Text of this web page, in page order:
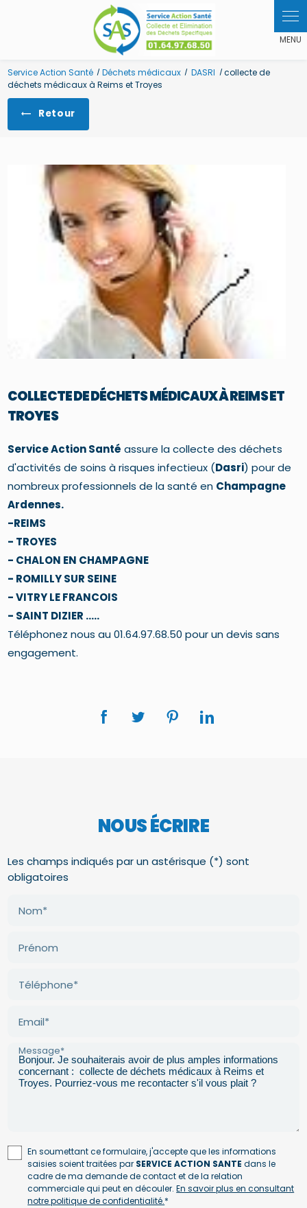
Service Action Santé Déchets médicaux DASRI
collecte de
déchets médicaux à Reims et Troyes
Retour
COLLECTE DE DÉCHETS MÉDICAUX À REIMS ET
TROYES
Service Action Santé assure la collecte des déchets
d'activités de soins à risques infectieux (Dasri) pour de
nombreux professionnels de la santé en Champagne
Ardennes.
-REIMS
- TROYES
- CHALON EN CHAMPAGNE
- ROMILLY SUR SEINE
- VITRY LE FRANCOIS
- SAINT DIZIER .....
Téléphonez nous au 01.64.97.68.50 pour un devis sans
engagement.
NOUS ÉCRIRE
Les champs indiqués par un astérisque (*) sont
obligatoires
Nom*
Prénom
Téléphone*
Email*
Message*
En soumettant ce formulaire, j'accepte que les informations
saisies soient traitées par SERVICE ACTION SANTE dans le
cadre de ma demande de contact et de la relation
commerciale qui peut en découler.En savoir plus en consultant
notre politique de confidentialité.*
Panneau de gestion des cookies